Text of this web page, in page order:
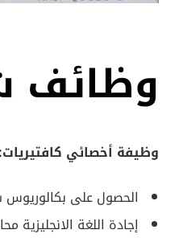
وظائف
وظيفة أخصائي كافتيريات:
الحصول على بكالوريوس
إجادة اللغة الانجليزية